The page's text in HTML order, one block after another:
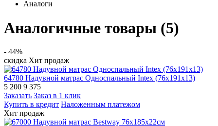
Аналоги
Аналогичные товары (5)
- 44%
скидка Хит продаж
64780 Надувной матрас Односпальный Intex (76x191x13)
5 200 9 375
Заказать Заказ в 1 клик
Купить в кредит Наложенным платежом
Хит продаж